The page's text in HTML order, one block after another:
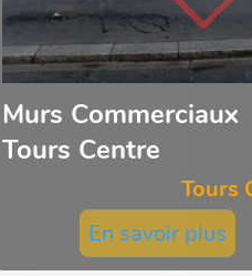
Murs Commerciaux
Tours Centre
Tours
En savoir plus